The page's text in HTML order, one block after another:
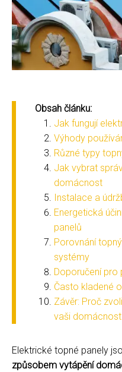
Obsah článku:
Jak fungují
Výhody
Různé typy
Jak vybrat
domácnost
Instalace a
Energetická
panelů
Porovnání
systémy
Doporučení pro
Často kladené
Závěr: Proč
vaši domácnost
Elektrické topné panely
způsobem vytápění